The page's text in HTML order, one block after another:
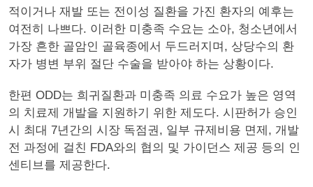
적이거나 재발 또는 전이성 질환을 가진 환자의 예후는
여전히 나쁘다. 이러한 미충족 수요는 소아, 청소년에서
가장 흔한 골암인 골육종에서 두드러지며, 상당수의 환
자가 병변 부위 절단 수술을 받아야 하는 상황이다.
한편 ODD는 희귀질환과 미충족 의료 수요가 높은 영역
의 치료제 개발을 지원하기 위한 제도다. 시판허가 승인
시 최대 7년간의 시장 독점권, 일부 규제비용 면제, 개발
전 과정에 걸친 FDA와의 협의 및 가이던스 제공 등의 인
센티브를 제공한다.